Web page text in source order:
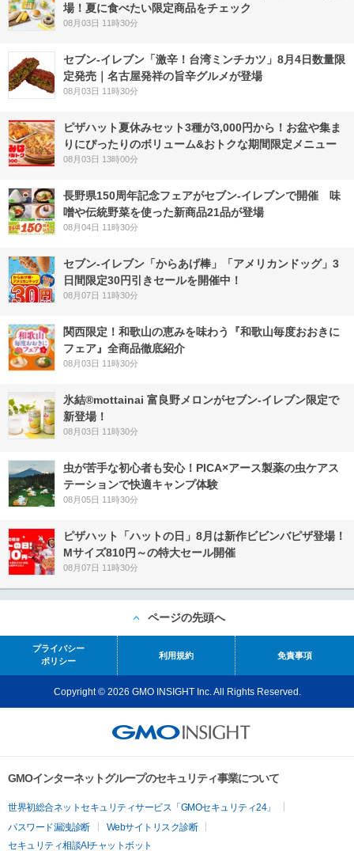
場！夏に食べたい限定商品をチェック
08月03日 11時30分
セブン-イレブン「激辛！台湾ミンチカツ」8月4日数量限
定発売｜名古屋発祥の旨辛グルメが登場
08月03日 11時30分
ピザハット夏休みセット3種が3,000円から！お盆や集ま
りにぴったりのボリューム&おトクな期間限定メニュー
08月03日 13時00分
長野県150周年記念フェアがセブン-イレブンで開催 味
噌や伝統野菜を使った新商品21品が登場
08月04日 11時30分
セブン‐イレブン「からあげ棒」「アメリカンドッグ」3
日間限定30円引きセールを開催中！
08月07日 11時30分
関西限定！和歌山の恵みを味わう『和歌山毎度おおきに
フェア』全商品徹底紹介
08月03日 11時30分
氷結®mottainai 富良野メロンがセブン‐イレブン限定で
新登場！
08月03日 11時30分
虫が苦手な初心者も安心！PICA×アース製薬の虫ケアス
テーションで快適キャンプ体験
08月05日 11時30分
ピザハット「ハットの日」8月は新作ビビンバピザ登場！
Mサイズ810円～の特大セール開催
08月07日 11時30分
ページの先頭へ
プライバシー
ポリシー
利用規約 免責事項
Copyright © 2026 GMO INSIGHT Inc. All Rights Reserved.
GMOインターネットグループのセキュリティ事業について
世界初総合ネットセキュリティサービス「GMOセキュリティ24」
パスワード漏洩診断
Webサイトリスク診断
セキュリティ相談AIチャットボット